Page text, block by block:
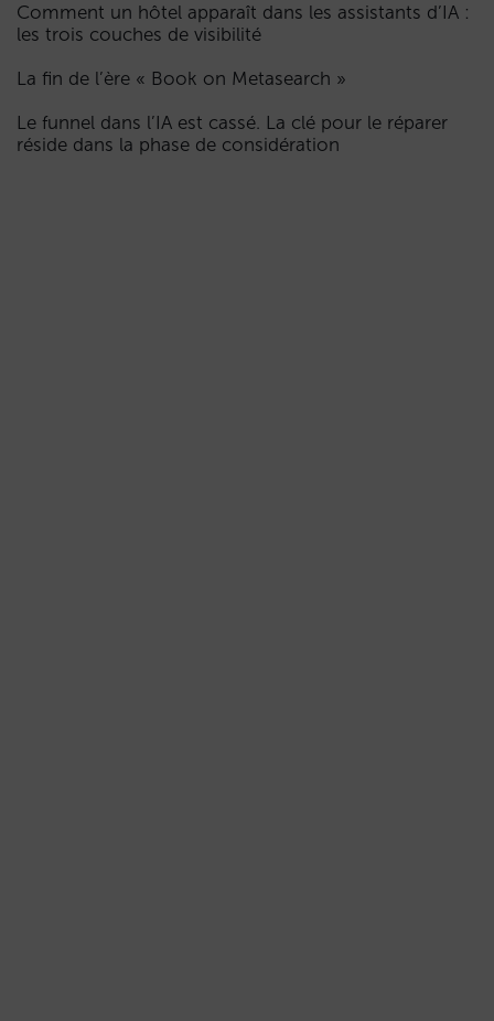
Comment un hôtel apparaît dans les assistants d’IA :
les trois couches de visibilité
La fin de l’ère « Book on Metasearch »
Le funnel dans l’IA est cassé. La clé pour le réparer
réside dans la phase de considération